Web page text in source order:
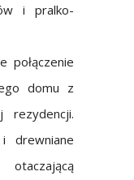
i pralko-
połączenie
domu z
rezydencji.
drewniane